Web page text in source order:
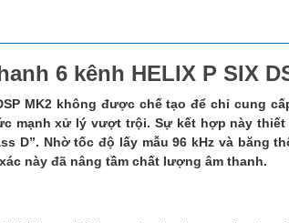
6 kênh HELIX P SIX
MK2 không được chế tạo để chỉ cung
mạnh xử lý vượt trội. Sự kết hợp này
D”. Nhờ tốc độ lấy mẫu 96 kHz và băng
này đã nâng tầm chất lượng âm thanh.